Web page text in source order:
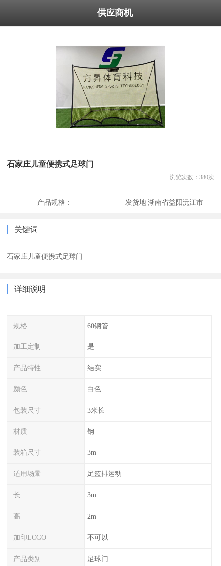
供应商机
石家庄儿童便携式足球门
浏览次数： 380次
产品规格： 发货地:湖南省益阳沅江市
关键词
石家庄儿童便携式足球门
详细说明
规格 60钢管
加工定制 是
产品特性 结实
颜色 白色
包装尺寸 3米长
材质 钢
装箱尺寸 3m
适用场景 足篮排运动
长 3m
高 2m
加印LOGO 不可以
产品类别 足球门